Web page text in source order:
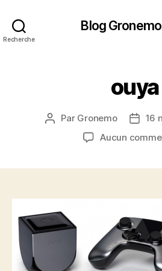
Recherche
Blog
ouya
Auteur
Par Gronemo
Date
16
Aucun